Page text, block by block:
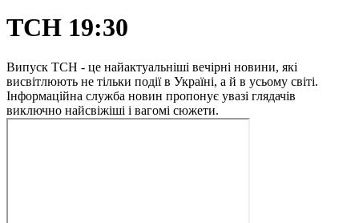
ТСН 19:30
Випуск ТСН - це найактуальніші вечірні новини, які
висвітлюють не тільки події в Україні, а й в усьому світі.
Інформаційна служба новин пропонує увазі глядачів
виключно найсвіжіші і вагомі сюжети.